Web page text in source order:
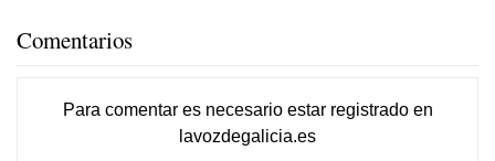
Comentarios
Para comentar es necesario estar registradoen
lavozdegalicia.es